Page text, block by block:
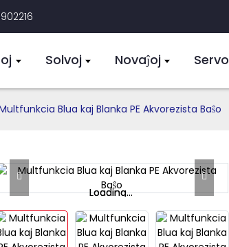
Solvoj Novaĵoj Servo
Blua kaj Blanka PE Akvorezista Baŝo
Loading...
Loading...